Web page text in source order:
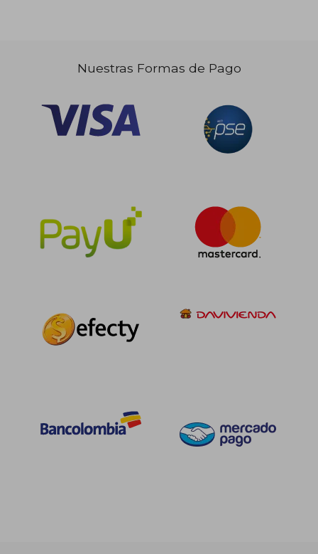
45%
dcto.
$ 132.354
$ 72.795
45%
dcto.
Nuestras Formas de Pago